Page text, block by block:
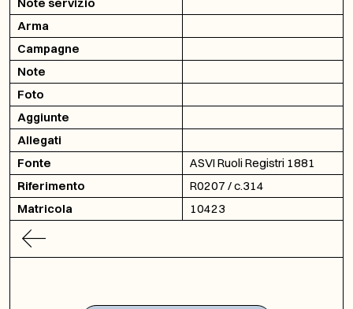
Arma
Campagne
Note
Foto
Aggiunte
Allegati
Fonte
ASVI Ruoli Registri 1881
Riferimento
R0207 / c.314
Matricola
10423